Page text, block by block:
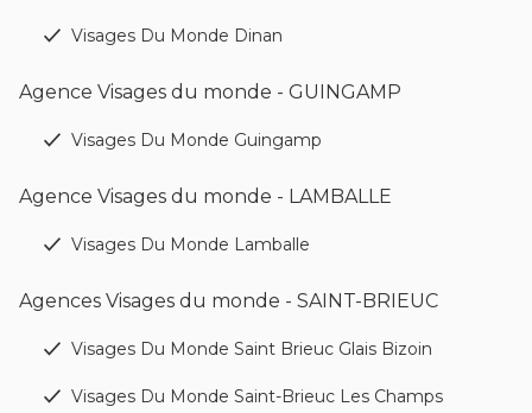
Visages Du Monde Dinan
Agence Visages du monde - GUINGAMP
Visages Du Monde Guingamp
Agence Visages du monde - LAMBALLE
Visages Du Monde Lamballe
Agences Visages du monde - SAINT-BRIEUC
Visages Du Monde Saint Brieuc Glais Bizoin
Visages Du Monde Saint-Brieuc Les Champs